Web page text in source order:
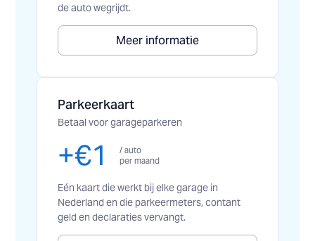
de auto wegrijdt.
Meer informatie
Parkeerkaart
Betaal voor garageparkeren
+€1
/ auto
per maand
Eén kaart die werkt bij elke garage in
Nederland en die parkeermeters, contant
geld en declaraties vervangt.